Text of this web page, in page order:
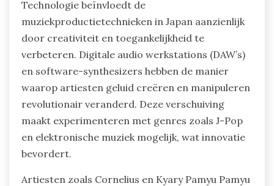
Technologie beïnvloedt de
muziekproductietechnieken in Japan aanzienlijk
door creativiteit en toegankelijkheid te
verbeteren. Digitale audio werkstations (DAW’s)
en software-synthesizers hebben de manier
waarop artiesten geluid creëren en manipuleren
revolutionair veranderd. Deze verschuiving
maakt experimenteren met genres zoals J-Pop
en elektronische muziek mogelijk, wat innovatie
bevordert.
Artiesten zoals Cornelius en Kyary Pamyu Pamyu